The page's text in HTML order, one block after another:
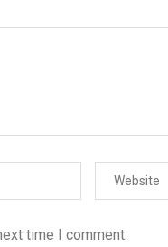
time I comment.